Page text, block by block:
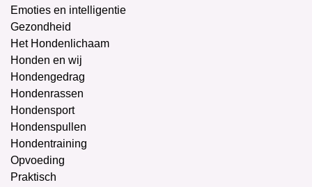
Emoties en intelligentie
Gezondheid
Het Hondenlichaam
Honden en wij
Hondengedrag
Hondenrassen
Hondensport
Hondenspullen
Hondentraining
Opvoeding
Praktisch